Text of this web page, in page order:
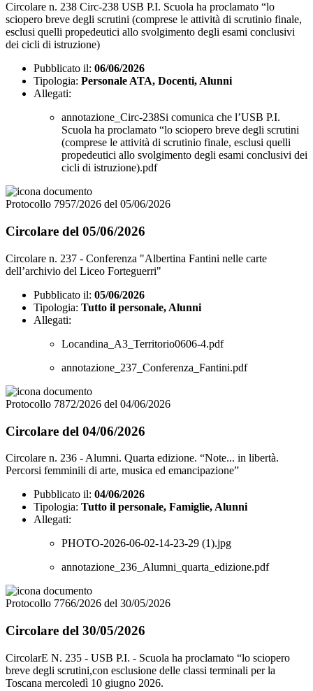
Circolare n. 238 Circ-238 USB P.I. Scuola ha proclamato “lo
sciopero breve degli scrutini (comprese le attività di scrutinio finale,
esclusi quelli propedeutici allo svolgimento degli esami conclusivi
dei cicli di istruzione)
Pubblicato il: 06/06/2026
Tipologia: Personale ATA, Docenti, Alunni
Allegati:
annotazione_Circ-238Si comunica che l’USB P.I.
Scuola ha proclamato “lo sciopero breve degli scrutini
(comprese le attività di scrutinio finale, esclusi quelli
propedeutici allo svolgimento degli esami conclusivi dei
cicli di istruzione).pdf
Protocollo 7957/2026 del 05/06/2026
Circolare del 05/06/2026
Circolare n. 237 - Conferenza "Albertina Fantini nelle carte
dell’archivio del Liceo Forteguerri"
Pubblicato il: 05/06/2026
Tipologia: Tutto il personale, Alunni
Allegati:
Locandina_A3_Territorio0606-4.pdf
annotazione_237_Conferenza_Fantini.pdf
Protocollo 7872/2026 del 04/06/2026
Circolare del 04/06/2026
Circolare n. 236 - Alumni. Quarta edizione. “Note... in libertà.
Percorsi femminili di arte, musica ed emancipazione”
Pubblicato il: 04/06/2026
Tipologia: Tutto il personale, Famiglie, Alunni
Allegati:
PHOTO-2026-06-02-14-23-29 (1).jpg
annotazione_236_Alumni_quarta_edizione.pdf
Protocollo 7766/2026 del 30/05/2026
Circolare del 30/05/2026
CircolarE N. 235 - USB P.I. - Scuola ha proclamato “lo sciopero
breve degli scrutini,con esclusione delle classi terminali per la
Toscana mercoledì 10 giugno 2026.